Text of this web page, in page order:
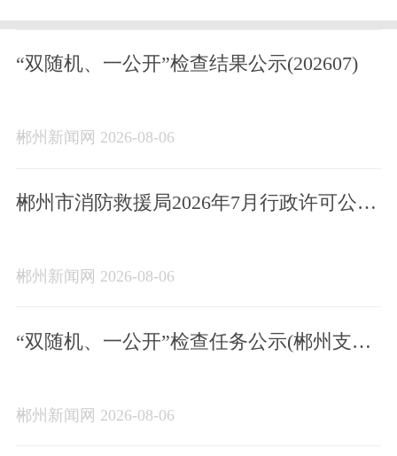
“双随机、一公开”检查结果公示(202607)
郴州新闻网 2026-08-06
郴州市消防救援局2026年7月行政许可公示
郴州新闻网 2026-08-06
“双随机、一公开”检查任务公示(郴州支队
郴州新闻网 2026-08-06